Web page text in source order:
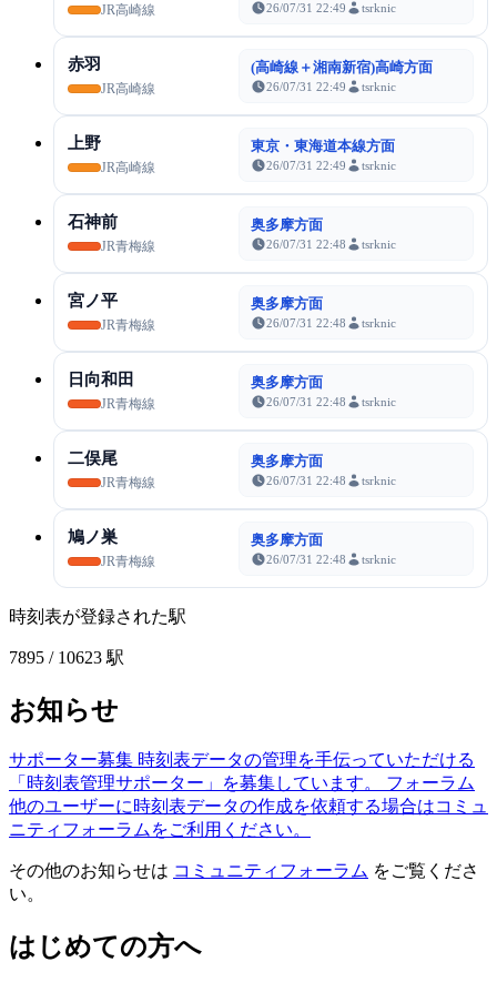
JR高崎線 26/07/31 22:49 tsrknic
赤羽
JR高崎線
(高崎線＋湘南新宿)高崎方面
26/07/31 22:49 tsrknic
上野
JR高崎線
東京・東海道本線方面
26/07/31 22:49 tsrknic
石神前
JR青梅線
奥多摩方面
26/07/31 22:48 tsrknic
宮ノ平
JR青梅線
奥多摩方面
26/07/31 22:48 tsrknic
日向和田
JR青梅線
奥多摩方面
26/07/31 22:48 tsrknic
二俣尾
JR青梅線
奥多摩方面
26/07/31 22:48 tsrknic
鳩ノ巣
JR青梅線
奥多摩方面
26/07/31 22:48 tsrknic
時刻表が登録された駅
7895 / 10623 駅
お知らせ
サポーター募集 時刻表データの管理を手伝っていただける
「時刻表管理サポーター」を募集しています。
フォーラム
他のユーザーに時刻表データの作成を依頼する場合はコミュ
ニティフォーラムをご利用ください。
その他のお知らせは コミュニティフォーラム をご覧くださ
い。
はじめての方へ